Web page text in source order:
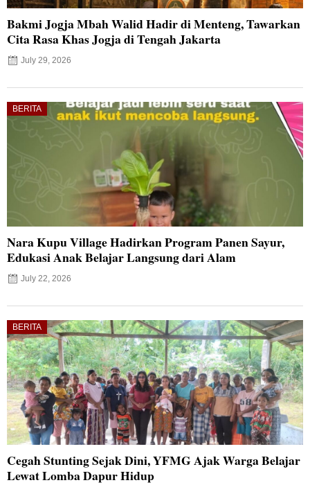
Bakmi Jogja Mbah Walid Hadir di Menteng, Tawarkan
Cita Rasa Khas Jogja di Tengah Jakarta
July 29, 2026
BERITA
Nara Kupu Village Hadirkan Program Panen Sayur,
Edukasi Anak Belajar Langsung dari Alam
July 22, 2026
BERITA
Cegah Stunting Sejak Dini, YFMG Ajak Warga Belajar
Lewat Lomba Dapur Hidup